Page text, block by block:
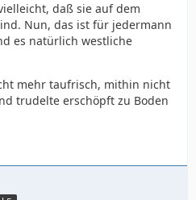
daß sie auf dem
Nun, das ist für jedermann
es natürlich westliche
mehr taufrisch, mithin nicht
trudelte erschöpft zu Boden